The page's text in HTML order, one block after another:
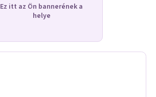
Ez itt az Ön bannerének a
helye